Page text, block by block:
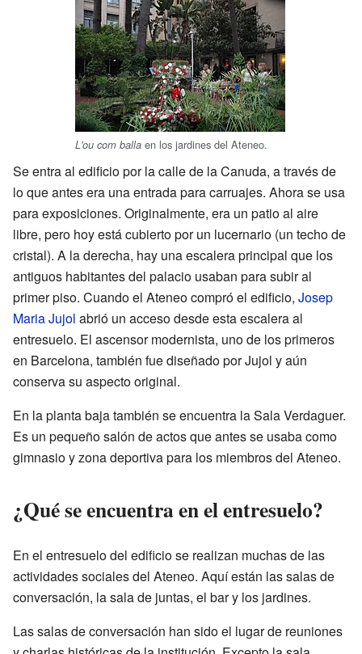
L'ou com balla en los jardines del Ateneo.
Se entra al edificio por la calle de la Canuda, a través de
lo que antes era una entrada para carruajes. Ahora se usa
para exposiciones. Originalmente, era un patio al aire
libre, pero hoy está cubierto por un lucernario (un techo de
cristal). A la derecha, hay una escalera principal que los
antiguos habitantes del palacio usaban para subir al
primer piso. Cuando el Ateneo compró el edificio, Josep
Maria Jujol abrió un acceso desde esta escalera al
entresuelo. El ascensor modernista, uno de los primeros
en Barcelona, también fue diseñado por Jujol y aún
conserva su aspecto original.
En la planta baja también se encuentra la Sala Verdaguer.
Es un pequeño salón de actos que antes se usaba como
gimnasio y zona deportiva para los miembros del Ateneo.
¿Qué se encuentra en el entresuelo?
En el entresuelo del edificio se realizan muchas de las
actividades sociales del Ateneo. Aquí están las salas de
conversación, la sala de juntas, el bar y los jardines.
Las salas de conversación han sido el lugar de reuniones